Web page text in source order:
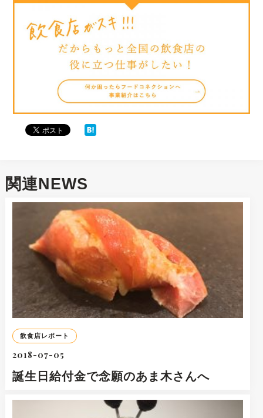
関連NEWS
飲食店レポート
2018-07-05
誕生日給付金で念願のあま木さんへ